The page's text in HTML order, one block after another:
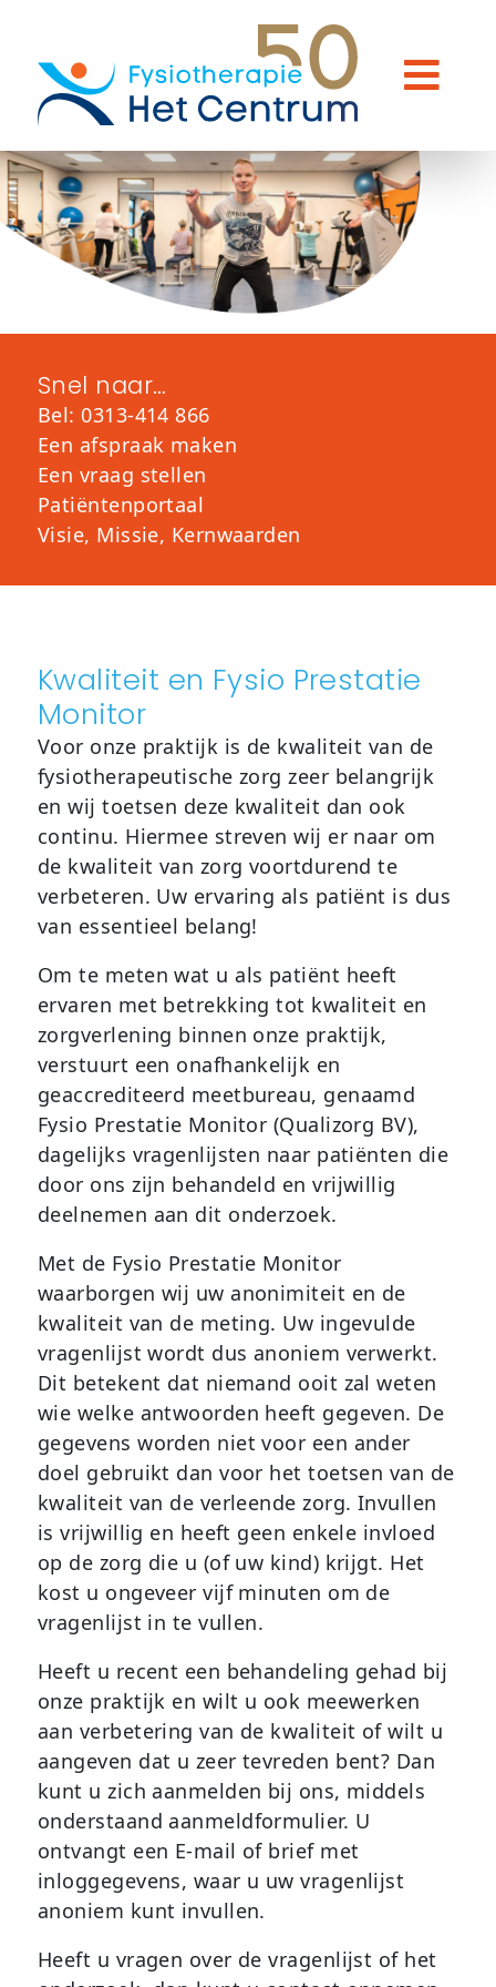
Snel naar…
Bel: 0313-414 866
Een afspraak maken
Een vraag stellen
Patiëntenportaal
Visie, Missie, Kernwaarden
Kwaliteit en Fysio Prestatie
Monitor
Voor onze praktijk is de kwaliteit van de
fysiotherapeutische zorg zeer belangrijk
en wij toetsen deze kwaliteit dan ook
continu. Hiermee streven wij er naar om
de kwaliteit van zorg voortdurend te
verbeteren. Uw ervaring als patiënt is dus
van essentieel belang!
Om te meten wat u als patiënt heeft
ervaren met betrekking tot kwaliteit en
zorgverlening binnen onze praktijk,
verstuurt een onafhankelijk en
geaccrediteerd meetbureau, genaamd
Fysio Prestatie Monitor (Qualizorg BV),
dagelijks vragenlijsten naar patiënten die
door ons zijn behandeld en vrijwillig
deelnemen aan dit onderzoek.
Met de Fysio Prestatie Monitor
waarborgen wij uw anonimiteit en de
kwaliteit van de meting. Uw ingevulde
vragenlijst wordt dus anoniem verwerkt.
Dit betekent dat niemand ooit zal weten
wie welke antwoorden heeft gegeven. De
gegevens worden niet voor een ander
doel gebruikt dan voor het toetsen van de
kwaliteit van de verleende zorg. Invullen
is vrijwillig en heeft geen enkele invloed
op de zorg die u (of uw kind) krijgt. Het
kost u ongeveer vijf minuten om de
vragenlijst in te vullen.
Heeft u recent een behandeling gehad bij
onze praktijk en wilt u ook meewerken
aan verbetering van de kwaliteit of wilt u
aangeven dat u zeer tevreden bent? Dan
kunt u zich aanmelden bij ons, middels
onderstaand aanmeldformulier. U
ontvangt een E-mail of brief met
inloggegevens, waar u uw vragenlijst
anoniem kunt invullen.
Heeft u vragen over de vragenlijst of het